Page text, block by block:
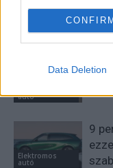
CONFIRM
Data Deletion
autó
5%
autó
A
Elektromos
autó
9